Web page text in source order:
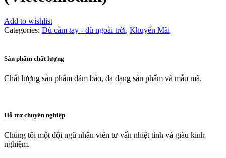
Add to wishlist
Categories: Dù cầm tay - dù ngoài trời, Khuyến Mãi
Sản phẩm chất lượng
Chất lượng sản phẩm đảm bảo, đa dạng sản phẩm và mẫu mã.
Hỗ trợ chuyên nghiệp
Chúng tôi một đội ngũ nhân viên tư vấn nhiệt tình và giàu kinh
nghiệm.